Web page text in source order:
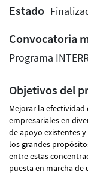
Estado
Convocatoria
Programa
Objetivos del
Mejorar la
empresariales en
de apoyo existentes
los grandes
entre estas
puesta en marcha